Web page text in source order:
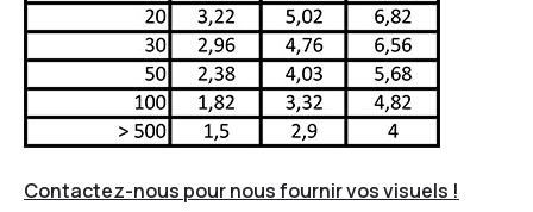
Contactez-nous pour nous fournir vos visuels !